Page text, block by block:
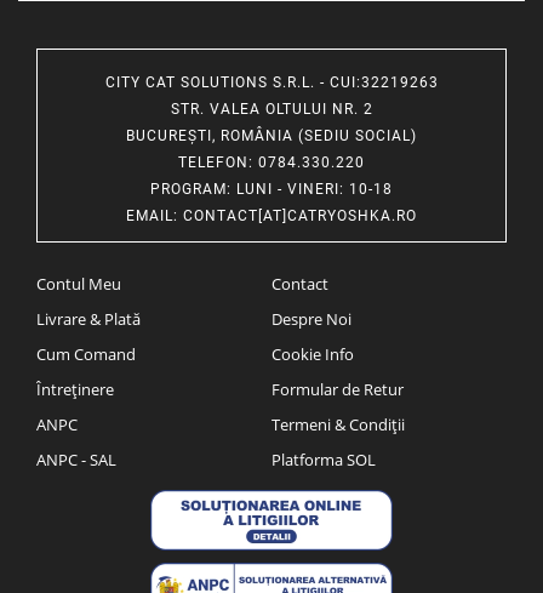
CITY CAT SOLUTIONS S.R.L. - CUI:32219263
STR. VALEA OLTULUI NR. 2
BUCUREȘTI, ROMÂNIA (SEDIU SOCIAL)
TELEFON : 0784.330.220
PROGRAM: LUNI - VINERI: 10-18
EMAIL: CONTACT[AT]CATRYOSHKA.RO
Contul Meu
Livrare & Plată
Cum Comand
Întreținere
ANPC
ANPC - SAL
Contact
Despre Noi
Cookie Info
Formular de Retur
Termeni & Condiții
Platforma SOL